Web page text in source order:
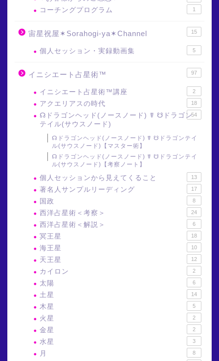
コーチングプログラム 1
宙星祝屋✶Sorahogi-ya✶Channel 15
個人セッション・実録動画集 5
イニシエート占星術™ 97
イニシエート占星術™講座 2
アクエリアスの時代 18
☊ドラゴンヘッド(ノースノード) ☤ ☋ドラゴン
テイル(サウスノード)
54
☊ドラゴンヘッド(ノースノード) ☤ ☋ドラゴンテイ
ル(サウスノード)【マスター術】
☊ドラゴンヘッド(ノースノード) ☤ ☋ドラゴンテイ
ル(サウスノード)【考察ノート】
個人セッションから見えてくること 13
著名人サンプルリーディング 17
国政 8
西洋占星術＜考察＞ 24
西洋占星術＜解説＞ 6
冥王星 18
海王星 10
天王星 12
カイロン 2
太陽 6
土星 14
木星 5
火星 2
金星 2
水星 3
月 8